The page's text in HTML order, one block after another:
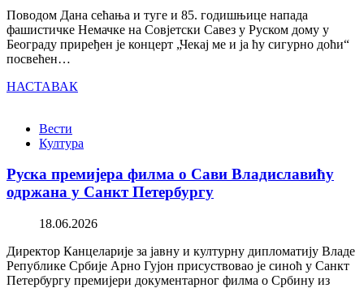
Поводом Дана сећања и туге и 85. годишњице напада
фашистичке Немачке на Совјетски Савез у Руском дому у
Београду приређен је концерт „Чекај ме и ја ћу сигурно доћи“
посвећен…
НАСТАВАК
Вести
Култура
Руска премијера филма о Сави Владиславићу
одржана у Санкт Петербургу
18.06.2026
Директор Канцеларије за јавну и културну дипломатију Владе
Републике Србије Арно Гујон присуствовао је синоћ у Санкт
Петербургу премијери документарног филма о Србину из